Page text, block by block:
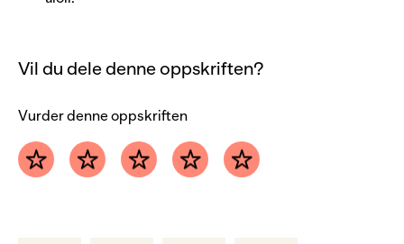
Vil du dele denne oppskriften?
Vurder denne oppskriften